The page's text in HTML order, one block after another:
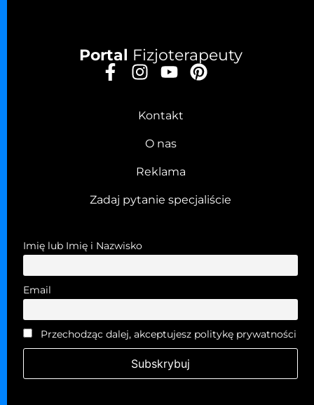
Portal Fizjoterapeuty
Kontakt
O nas
Reklama
Zadaj pytanie specjaliście
Imię lub Imię i Nazwisko
Email
Przechodząc dalej, akceptujesz politykę prywatności